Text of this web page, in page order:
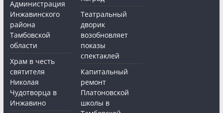
Администрация
Инжавинского
района
Тамбовской
области
Храм в честь
святителя
Николая
Чудотворца в
Инжавино
Театральный
дворик
возобновляет
показы
спектаклей
Капитальный
ремонт
Платоновской
школы в